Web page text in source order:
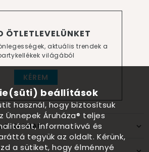
ÖTLETLEVELÜNKET
aktuális trendek a
világából
KÉREM
ALKALMAK
beállítások
használ, hogy biztosítsuk
Ünnepek Áruháza® teljes
informatívvá és
tegyük az oldalt. Kérünk,
a sütiket, hogy élménnyé